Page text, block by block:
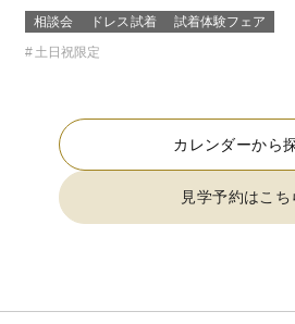
着るその特別なウェディングドレスや
きる数少ないチャンス。 当日の結婚
ストも忘れられなくなるような運命の
相談会 ドレス試着
試着体験フェア
土日祝限定
カレンダーから
見学予約はこち